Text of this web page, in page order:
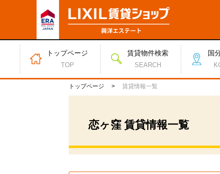
トップページ
TOP
賃貸物件検索
SEARCH
国
トップページ 賃貸情報一覧
恋ヶ窪 賃貸情報一覧